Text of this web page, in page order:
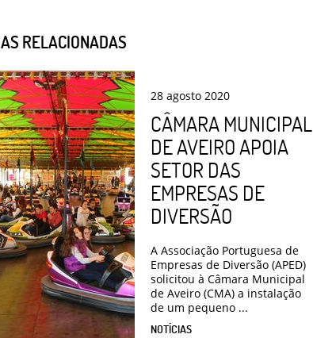
RELACIONADAS
28 agosto 2020
CÂMARA MUNICIPAL
DE AVEIRO APOIA
SETOR DAS
EMPRESAS DE
DIVERSÃO
A Associação Portuguesa de
Empresas de Diversão (APED)
solicitou à Câmara Municipal
de Aveiro (CMA) a instalação
de um pequeno ...
NOTÍCIAS